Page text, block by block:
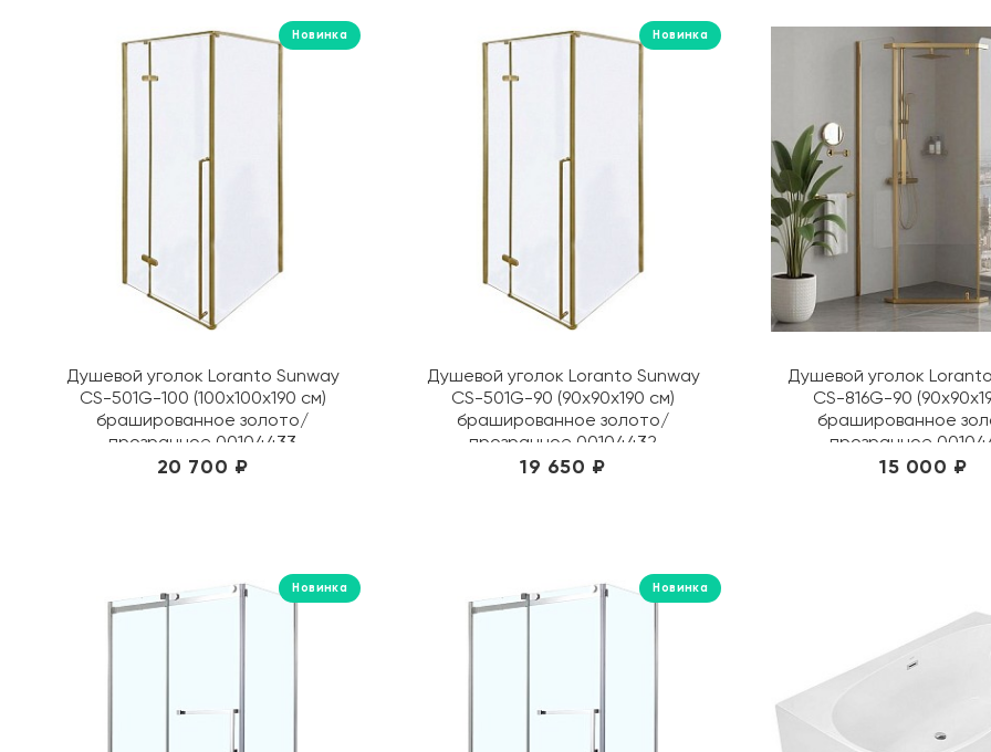
Новинка
Душевой уголок Loranto Sunway
CS-501G-100 (100х100х190 см)
брашированное золото/
прозрачное 00104433
20 700 ₽
Новинка
Душевой уголок Loranto Sunway
CS-501G-90 (90х90х190 см)
брашированное золото/
прозрачное 00104432
19 650 ₽
Душевой уголок
CS-816G-90
брашированное
прозрачное
15 000 ₽
Новинка Новинка